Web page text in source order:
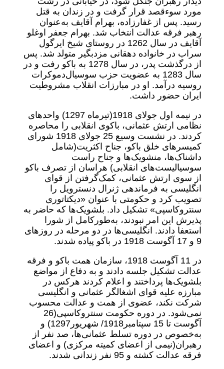
مورد سوءقصد قرار گرفت و در زندان به قتل
رسید. پس از غفارزاده، بهرام آقایف به‌عنوان
رهبر فرقه عدالت انتخاب شد. بهرام جعفر اوغلو
آقایف در سال 1262 در روستای شیخ ایرگول
سراب در خانواده دهقانی مزدبگیر متولد شد. پس
از درگذشت پدر، در سال 1278 به باکو رفت و در
سال 1283 به عضویت حزب سوسیال‌دموکرات
روسیه درآمد. او در مبارزات انقلاب مشروطیت
ایران حضور داشت.
در نیمه اول جولای 1918‌(تیرماه 1297) واحدهای
نظامی ارتش عثمانی، باکوی انقلابی را محاصره
کردند. در نشست وسیع 25 جولای 1918 شورای
کمیسرهای خلق باکو، جناح اکثریت‌(شامل
داشناک‌ها، منشویک‌ها و جناح راست
سوسیالیست‌های انقلابی) هراسان از تصرف باکو
از سوی ارتش عثمانی، کمک‌گرفتن از قوای
انگلیسی به فرماندهی ژنرال دنسترویل را
تصویب کرد و حکومتی با عنوان «دیکتاتوری
سنتروکاسپی» تشکیل داد. بلشویک‌ها که حاضر به
پذیرش این امر نبودند، به‌طور‌کامل از شورا
استعفا دادند. انگلیسی‌ها در دو مرحله در روزهای
9 و 17 آگوست 1918 در باکو پیاده شدند.
در 11 آگوست 1918، سازمان همت باکو و فرقه
عدالت تشکیل جلسه دادند و به دفاع از مواضع
بلشویک‌ها پرداختند و اعلام کردند هر‌کس در
مبارزه علیه قوای اشغالگر عثمانی و انگلیسی
شرکت نکند، عضوی از همت و عدالت محسوب
نمی‌شود. در دوره حکومت سنتروکاسپی‌(26
آگوست تا 15 سپتامبر1918/ شهریور1297) و
به‌خصوص در دوره تسلط عثمانی‌ها، صد نفر از
رهبران‌(نیمی از اعضای کمیته مرکزی) و اعضای
فرقه عدالت کشته و 95 نفر زندانی شدند.